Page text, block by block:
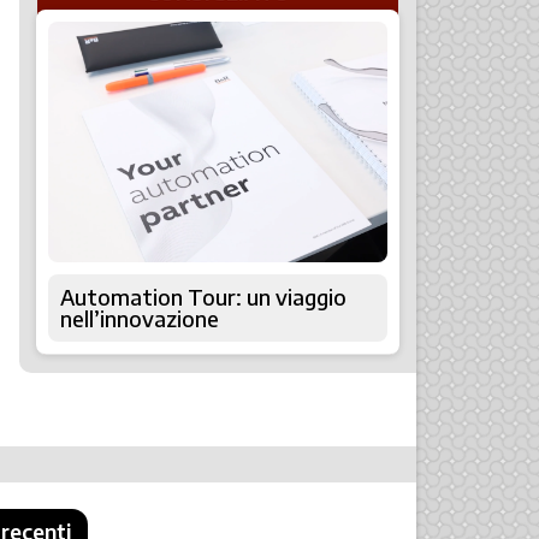
Automation Tour: un viaggio
nell’innovazione